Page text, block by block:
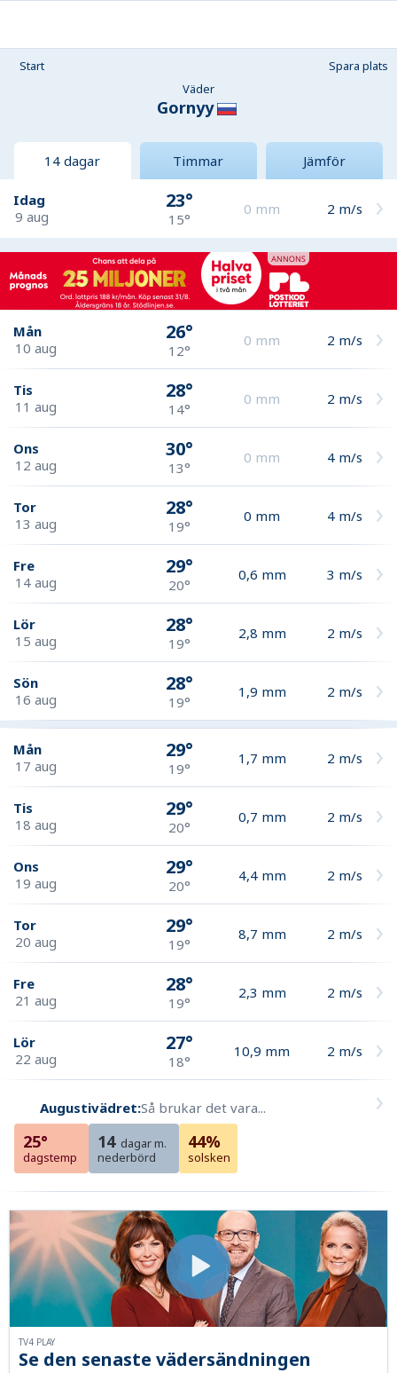
Start
Spara plats
Väder
Gornyy
14 dagar Timmar Jämför
Idag
9 aug
23°
15°
0 mm 2 m/s
Mån
10 aug
26°
12°
0 mm 2 m/s
Tis
11 aug
28°
14°
0 mm 2 m/s
Ons
12 aug
30°
13°
0 mm 4 m/s
Tor
13 aug
28°
19°
0 mm 4 m/s
Fre
14 aug
29°
20°
0,6 mm 3 m/s
Lör
15 aug
28°
19°
2,8 mm 2 m/s
Sön
16 aug
28°
19°
1,9 mm 2 m/s
Mån
17 aug
29°
19°
1,7 mm 2 m/s
Tis
18 aug
29°
20°
0,7 mm 2 m/s
Ons
19 aug
29°
20°
4,4 mm 2 m/s
Tor
20 aug
29°
19°
8,7 mm 2 m/s
Fre
21 aug
28°
19°
2,3 mm 2 m/s
Lör
22 aug
27°
18°
10,9 mm 2 m/s
Augustivädret:Så brukar det vara...
25°
dagstemp
14 dagar m.
nederbörd
44%
solsken
Se den senaste vädersändningen
TV4 PLAY